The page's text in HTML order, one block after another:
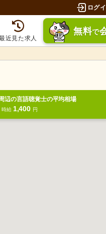
ログ
近見た求人
無料で
辺の言語聴覚士の平均相場
時給 1,400 円